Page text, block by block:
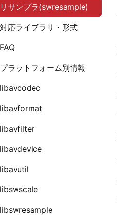
リサンプラ(swresample)
対応ライブラリ・形式
FAQ
プラットフォーム別情報
libavcodec
libavformat
libavfilter
libavdevice
libavutil
libswscale
libswresample